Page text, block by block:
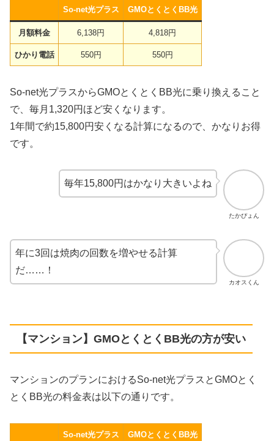
So-net光プラス GMOとくとくBB光
月額料金 6,138円 4,818円
ひかり電話 550円 550円
So-net光プラスからGMOとくとくBB光に乗り換えること
で、毎月1,320円ほど安くなります。
1年間で約15,800円安くなる計算になるので、かなりお得
です。
たかぴょん
毎年15,800円はかなり大きいよね
カオスくん
年に3回は焼肉の回数を増やせる計算
だ……！
【マンション】GMOとくとくBB光の方が安い
マンションのプランにおけるSo-net光プラスとGMOとく
とくBB光の料金表は以下の通りです。
So-net光プラス GMOとくとくBB光